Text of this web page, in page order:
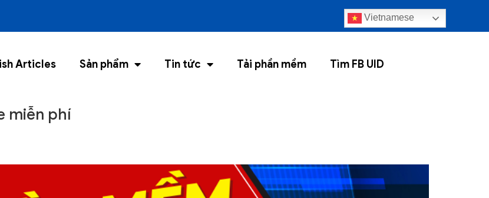
Vietnamese
Articles Sản phẩm Tin tức Tải phần mềm Tìm FB UID
miễn phí